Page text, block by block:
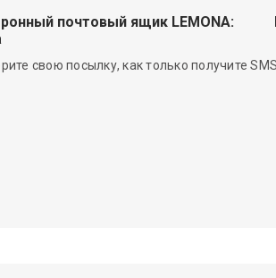
почтовый ящик LEMONA:
свою посылку, как только получите SMS.